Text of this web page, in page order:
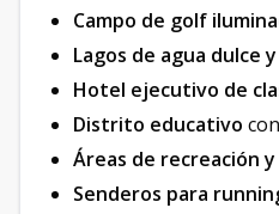
Campo de golf
Lagos de agua dulce
Hotel ejecutivo de
Distrito educativo
Áreas de recreación
Senderos para